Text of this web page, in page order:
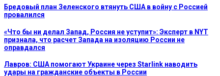
Бредовый план Зеленского втянуть США в войну с Россией
провалился
«Что бы ни делал Запад, Россия не уступит»: Эксперт в NYT
признала, что расчет Запада на изоляцию России не
оправдался
Лавров: США помогают Украине через Starlink наводить
удары на гражданские объекты в России